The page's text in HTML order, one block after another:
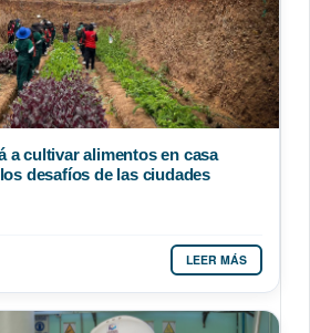
a cultivar alimentos en casa
desafíos de las ciudades
LEER MÁS